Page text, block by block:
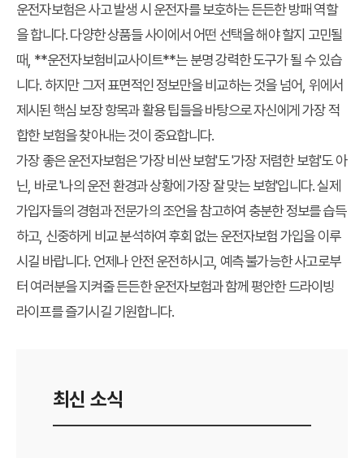
운전자보험은 사고 발생 시 운전자를 보호하는 든든한 방패 역할
을 합니다. 다양한 상품들 사이에서 어떤 선택을 해야 할지 고민될
때, **운전자보험비교사이트**는 분명 강력한 도구가 될 수 있습
니다. 하지만 그저 표면적인 정보만을 비교하는 것을 넘어, 위에서
제시된 핵심 보장 항목과 활용 팁들을 바탕으로 자신에게 가장 적
합한 보험을 찾아내는 것이 중요합니다.
가장 좋은 운전자보험은 '가장 비싼 보험'도 '가장 저렴한 보험'도 아
닌, 바로 '나의 운전 환경과 상황에 가장 잘 맞는 보험'입니다. 실제
가입자들의 경험과 전문가의 조언을 참고하여 충분한 정보를 습득
하고, 신중하게 비교 분석하여 후회 없는 운전자보험 가입을 이루
시길 바랍니다. 언제나 안전 운전하시고, 예측 불가능한 사고로부
터 여러분을 지켜줄 든든한 운전자보험과 함께 평안한 드라이빙
라이프를 즐기시길 기원합니다.
최신 소식